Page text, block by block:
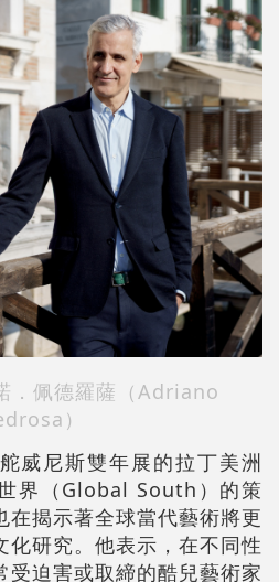
．佩德羅薩（Adriano
）
威尼斯雙年展的拉丁美洲
界（Global South）的策
在揭示著全球當代藝術將更
化研究。他表示，在不同性
受迫害或取締的酷兒藝術家